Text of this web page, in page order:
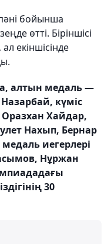
бойынша
өтті. Біріншісі
екіншісінде
алтын медаль —
күміс
Хайдар,
Нахып, Бернар
иегерлері
Нұржан
30